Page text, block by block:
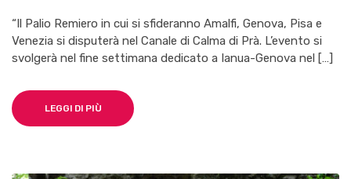
“Il Palio Remiero in cui si sfideranno Amalfi, Genova, Pisa e
Venezia si disputerà nel Canale di Calma di Prà. L’evento si
svolgerà nel fine settimana dedicato a Ianua-Genova nel […]
LEGGI DI PIÙ